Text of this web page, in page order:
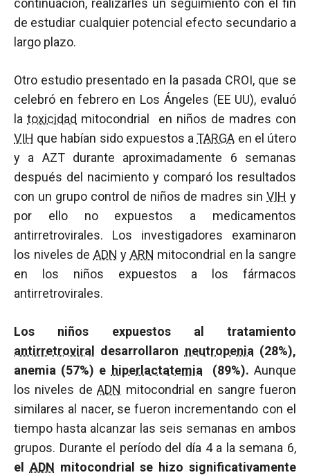
continuación, realizarles un seguimiento con el fin
de estudiar cualquier potencial efecto secundario a
largo plazo.
Otro estudio presentado en la pasada CROI, que se
celebró en febrero en Los Ángeles (EE UU), evaluó
latoxicidad mitocondrial en niños de madres con
VIH que habían sido expuestos aTARGA en el útero
y a AZT durante aproximadamente 6 semanas
después del nacimiento y comparó los resultados
con un grupo control de niños de madres sinVIH y
por ello no expuestos a medicamentos
antirretrovirales. Los investigadores examinaron
los niveles de ADN y ARN mitocondrial en la sangre
en los niños expuestos a los fármacos
antirretrovirales.
Los niños expuestos al tratamiento
antirretroviral
desarrollaron neutropenia (28%),
anemia (57%) e hiperlactatemia (89%). Aunque
los niveles deADN mitocondrial en sangre fueron
similares al nacer, se fueron incrementando con el
tiempo hasta alcanzar las seis semanas en ambos
grupos. Durante el período del día 4 a la semana 6,
el ADN mitocondrial se hizo significativamente